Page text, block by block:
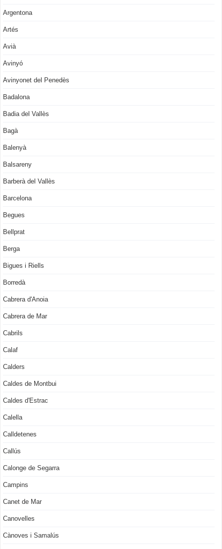
Argentona
Artés
Avià
Avinyó
Avinyonet del Penedès
Badalona
Badia del Vallès
Bagà
Balenyà
Balsareny
Barberà del Vallès
Barcelona
Begues
Bellprat
Berga
Bigues i Riells
Borredà
Cabrera d'Anoia
Cabrera de Mar
Cabrils
Calaf
Calders
Caldes de Montbui
Caldes d'Estrac
Calella
Calldetenes
Callús
Calonge de Segarra
Campins
Canet de Mar
Canovelles
Cànoves i Samalús